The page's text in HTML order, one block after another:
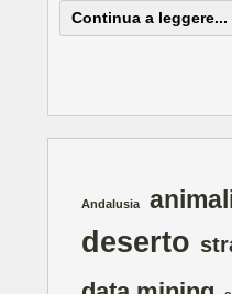
Continua a leggere...
Andalusia
deserto